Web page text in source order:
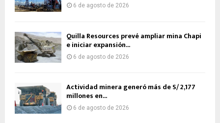
6 de agosto de 2026
Quilla Resources prevé ampliar mina Chapi
e iniciar expansión...
6 de agosto de 2026
Actividad minera generó más de S/ 2,177
millones en...
6 de agosto de 2026